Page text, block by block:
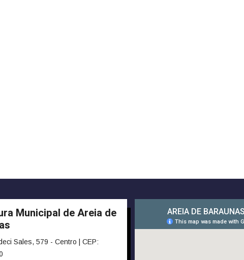
Municipal de Areia de
Sales, 579 - Centro | CEP: